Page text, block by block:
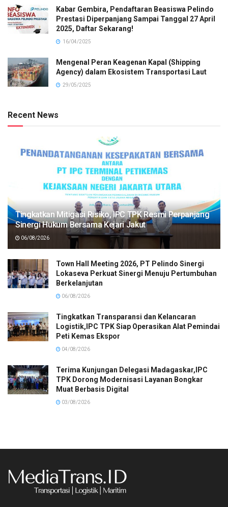
Kabar Gembira, Pendaftaran Beasiswa Pelindo
Prestasi Diperpanjang Sampai Tanggal 27 April
2025, Daftar Sekarang!
16/04/2025
Mengenal Peran Keagenan Kapal (Shipping
Agency) dalam Ekosistem Transportasi Laut
29/05/2025
Recent News
Tingkatkan Mitigasi Risiko, IPC TPK Resmi Perpanjang
Sinergi Hukum Bersama Kejari Jakut
06/08/2026
Town Hall Meeting 2026, PT Pelindo Sinergi
Lokaseva Perkuat Sinergi Menuju Pertumbuhan
Berkelanjutan
06/08/2026
Tingkatkan Transparansi dan Kelancaran
Logistik,IPC TPK Siap Operasikan Alat Pemindai
Peti Kemas Ekspor
04/08/2026
Terima Kunjungan Delegasi Madagaskar,IPC
TPK Dorong Modernisasi Layanan Bongkar
Muat Berbasis Digital
03/08/2026